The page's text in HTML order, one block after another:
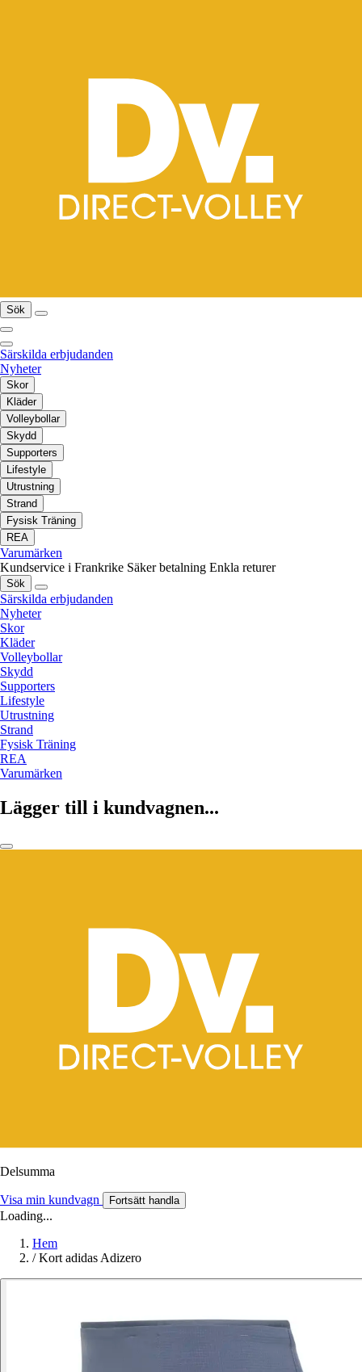
Sök
Särskilda erbjudanden
Nyheter
Skor
Kläder
Volleybollar
Skydd
Supporters
Lifestyle
Utrustning
Strand
Fysisk Träning
REA
Varumärken
Kundservice i Frankrike Säker betalning Enkla returer
Sök
Särskilda erbjudanden
Nyheter
Skor
Kläder
Volleybollar
Skydd
Supporters
Lifestyle
Utrustning
Strand
Fysisk Träning
REA
Varumärken
Lägger till i kundvagnen...
Delsumma
Visa min kundvagn Fortsätt handla
Loading...
Hem
/ Kort adidas Adizero